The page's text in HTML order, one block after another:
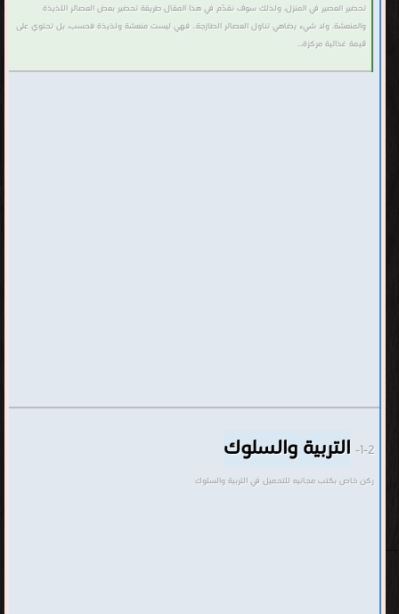
تحضير العصير في المنزل، ولذلك سوف نقدّم في هذا المقال طريقة تحضير بعض العصائر اللذيذة
والمنعشة. ولا شيء يضاهي تناول العصائر الطازجة.. فهي ليست منعشة ولذيذة فحسب، بل تحتوي على
قيمة غذائية مركزة،..
1-2- التربية والسلوك
ركن خاص بكتب مجانيه للتحميل في التربية والسلوك